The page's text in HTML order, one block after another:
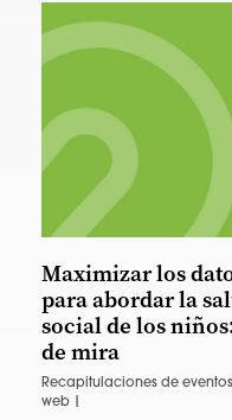
Maximizar los
para abordar la
social de los
de mira
Recapitulaciones de
web |